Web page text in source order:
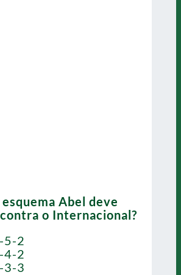
Abel deve
o Internacional?
5-2
4-2
3-3